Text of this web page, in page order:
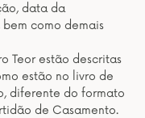
data da
como demais
Teor estão descritas
estão no livro de
diferente do formato
de Casamento.